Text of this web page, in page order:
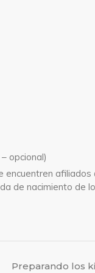
opcional)
encuentren afiliados
de nacimiento de
Preparando los